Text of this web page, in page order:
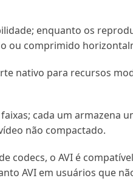
enquanto os
ou comprimido
nativo para recursos
cada um armazena
não compactado.
codecs, o AVI é
AVI em usuários que